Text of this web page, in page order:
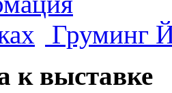
Груминг
к выставке